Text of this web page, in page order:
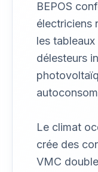
BEPOS
électriciens
les
délesteurs
Le climat
crée des
VMC